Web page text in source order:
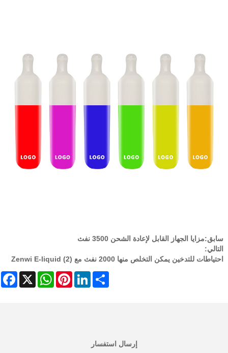
سابق:مزايا الجهاز القابل لإعادة الشحن 3500 نفث
التالي:
احتياطات للتدخين يمكن التخلص منها 2000 نفث مع Zenwi E-liquid (2)
X
WhatsAppPinterestLinkedIn Share
إرسال استفسار